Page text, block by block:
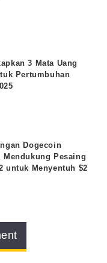
3 Mata Uang
Pertumbuhan
Dogecoin
Mendukung Pesaing
untuk Menyentuh $2